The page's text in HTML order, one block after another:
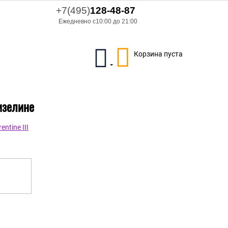
+7(495)128-48-87
Ежедневно с10:00 до 21:00
Корзина пуста
III